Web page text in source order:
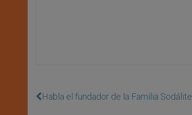
Habla el fundador de la Familia Sodálite